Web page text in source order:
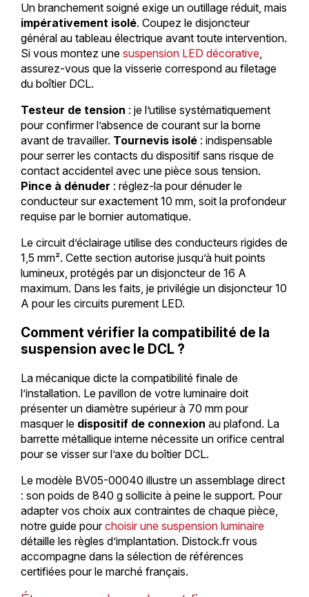
Un branchement soigné exige un outillage réduit, mais
impérativement isolé. Coupez le disjoncteur
général au tableau électrique avant toute intervention.
Si vous montez une suspension LED décorative,
assurez-vous que la visserie correspond au filetage
du boîtier DCL.
Testeur de tension : je l’utilise systématiquement
pour confirmer l’absence de courant sur la borne
avant de travailler. Tournevis isolé : indispensable
pour serrer les contacts du dispositif sans risque de
contact accidentel avec une pièce sous tension.
Pince à dénuder : réglez-la pour dénuder le
conducteur sur exactement 10 mm, soit la profondeur
requise par le bornier automatique.
Le circuit d’éclairage utilise des conducteurs rigides de
1,5 mm². Cette section autorise jusqu’à huit points
lumineux, protégés par un disjoncteur de 16 A
maximum. Dans les faits, je privilégie un disjoncteur 10
A pour les circuits purement LED.
Comment vérifier la compatibilité de la
suspension avec le DCL ?
La mécanique dicte la compatibilité finale de
l’installation. Le pavillon de votre luminaire doit
présenter un diamètre supérieur à 70 mm pour
masquer le dispositif de connexion au plafond. La
barrette métallique interne nécessite un orifice central
pour se visser sur l’axe du boîtier DCL.
Le modèle BV05-00040 illustre un assemblage direct
: son poids de 840 g sollicite à peine le support. Pour
adapter vos choix aux contraintes de chaque pièce,
notre guide pourchoisir une suspension luminaire
détaille les règles d’implantation. Distock.fr vous
accompagne dans la sélection de références
certifiées pour le marché français.